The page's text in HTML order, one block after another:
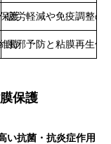
護
疲労軽減や免疫調整の
持
風邪予防と粘膜再生促
保護
い抗菌・抗炎症作用